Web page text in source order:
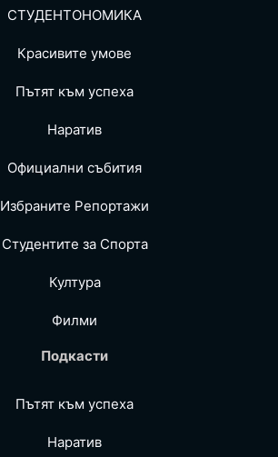
СТУДЕНТОНОМИКА
Красивите умове
Пътят към успеха
Наратив
Официални събития
Избраните Репoртажи
Студентите за Спортa
Култура
Филми
Подкасти
Пътят към успеха
Наратив